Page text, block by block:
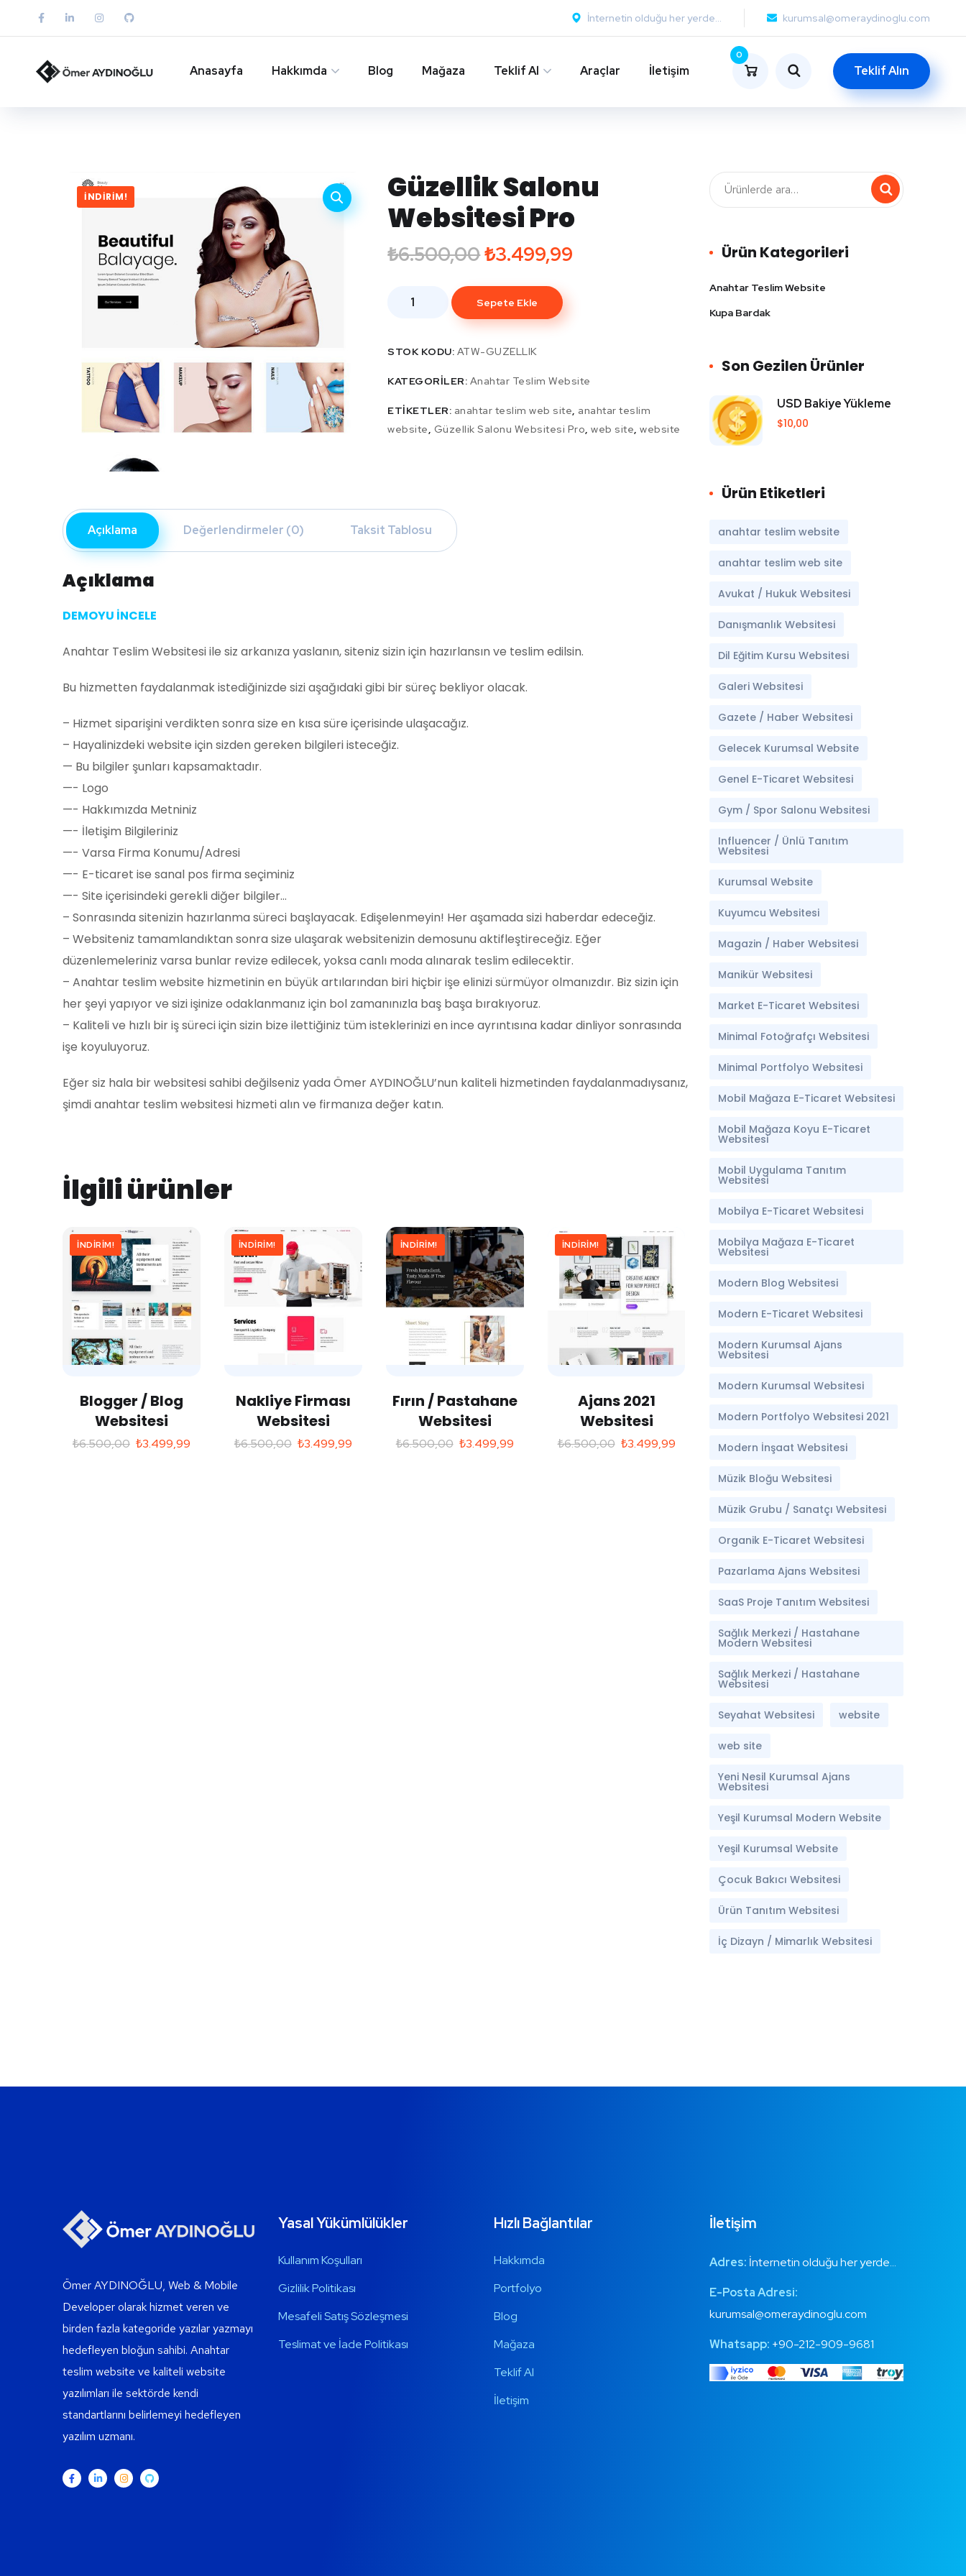
İnternetin olduğu her yerde... kurumsal@omeraydinoglu.com
Anasayfa Hakkımda Blog Mağaza Teklif Al Araçlar İletişim
0
Teklif Alın
İNDIRIM!
Güzellik Salonu
Websitesi Pro
₺6.500,00₺3.499,99
Sepete Ekle
STOK KODU: ATW-GUZELLIK
KATEGORILER: Anahtar Teslim Website
ETIKETLER: anahtar teslim web site, anahtar teslim
website, Güzellik Salonu Websitesi Pro,web site,website
Açıklama Değerlendirmeler (0) Taksit Tablosu
Açıklama
DEMOYU İNCELE
Anahtar Teslim Websitesi ile siz arkanıza yaslanın, siteniz sizin için hazırlansın ve teslim edilsin.
Bu hizmetten faydalanmak istediğinizde sizi aşağıdaki gibi bir süreç bekliyor olacak.
– Hizmet siparişini verdikten sonra size en kısa süre içerisinde ulaşacağız.
– Hayalinizdeki website için sizden gereken bilgileri isteceğiz.
— Bu bilgiler şunları kapsamaktadır.
—- Logo
—- Hakkımızda Metniniz
—- İletişim Bilgileriniz
—- Varsa Firma Konumu/Adresi
—- E-ticaret ise sanal pos firma seçiminiz
—- Site içerisindeki gerekli diğer bilgiler…
– Sonrasında sitenizin hazırlanma süreci başlayacak. Edişelenmeyin! Her aşamada sizi haberdar edeceğiz.
– Websiteniz tamamlandıktan sonra size ulaşarak websitenizin demosunu aktifleştireceğiz. Eğer
düzenlemeleriniz varsa bunlar revize edilecek, yoksa canlı moda alınarak teslim edilecektir.
– Anahtar teslim website hizmetinin en büyük artılarından biri hiçbir işe elinizi sürmüyor olmanızdır. Biz sizin için
her şeyi yapıyor ve sizi işinize odaklanmanız için bol zamanınızla baş başa bırakıyoruz.
– Kaliteli ve hızlı bir iş süreci için sizin bize ilettiğiniz tüm isteklerinizi en ince ayrıntısına kadar dinliyor sonrasında
işe koyuluyoruz.
Eğer siz hala bir websitesi sahibi değilseniz yada Ömer AYDINOĞLU’nun kaliteli hizmetinden faydalanmadıysanız,
şimdi anahtar teslim websitesi hizmeti alın ve firmanıza değer katın.
İlgili ürünler
İNDIRIM!
Blogger / Blog
Websitesi
₺6.500,00 ₺3.499,99
İNDIRIM!
Nakliye Firması
Websitesi
₺6.500,00 ₺3.499,99
İNDIRIM!
Fırın / Pastahane
Websitesi
₺6.500,00 ₺3.499,99
İNDIRIM!
Ajans 2021
Websitesi
₺6.500,00 ₺3.499,99
Ürün Kategorileri
Anahtar Teslim Website
Kupa Bardak
Son Gezilen Ürünler
USD Bakiye Yükleme
$10,00
Ürün Etiketleri
anahtar teslim website
anahtar teslim web site
Avukat / Hukuk Websitesi
Danışmanlık Websitesi
Dil Eğitim Kursu Websitesi
Galeri Websitesi
Gazete / Haber Websitesi
Gelecek Kurumsal Website
Genel E-Ticaret Websitesi
Gym / Spor Salonu Websitesi
Influencer / Ünlü Tanıtım
Websitesi
Kurumsal Website
Kuyumcu Websitesi
Magazin / Haber Websitesi
Manikür Websitesi
Market E-Ticaret Websitesi
Minimal Fotoğrafçı Websitesi
Minimal Portfolyo Websitesi
Mobil Mağaza E-Ticaret Websitesi
Mobil Mağaza Koyu E-Ticaret
Websitesi
Mobil Uygulama Tanıtım
Websitesi
Mobilya E-Ticaret Websitesi
Mobilya Mağaza E-Ticaret
Websitesi
Modern Blog Websitesi
Modern E-Ticaret Websitesi
Modern Kurumsal Ajans
Websitesi
Modern Kurumsal Websitesi
Modern Portfolyo Websitesi 2021
Modern İnşaat Websitesi
Müzik Bloğu Websitesi
Müzik Grubu / Sanatçı Websitesi
Organik E-Ticaret Websitesi
Pazarlama Ajans Websitesi
SaaS Proje Tanıtım Websitesi
Sağlık Merkezi / Hastahane
Modern Websitesi
Sağlık Merkezi / Hastahane
Websitesi
Seyahat Websitesi website
web site
Yeni Nesil Kurumsal Ajans
Websitesi
Yeşil Kurumsal Modern Website
Yeşil Kurumsal Website
Çocuk Bakıcı Websitesi
Ürün Tanıtım Websitesi
İç Dizayn / Mimarlık Websitesi
Ömer AYDINOĞLU, Web & Mobile
Developer olarak hizmet veren ve
birden fazla kategoride yazılar yazmayı
hedefleyen bloğun sahibi. Anahtar
teslim website ve kaliteli website
yazılımları ile sektörde kendi
standartlarını belirlemeyi hedefleyen
yazılım uzmanı.
Yasal Yükümlülükler
Kullanım Koşulları
Gizlilik Politikası
Mesafeli Satış Sözleşmesi
Teslimat ve İade Politikası
Hızlı Bağlantılar
Hakkımda
Portfolyo
Blog
Mağaza
Teklif Al
İletişim
İletişim
Adres: İnternetin olduğu her yerde…
E-Posta Adresi:
kurumsal@omeraydinoglu.com
Whatsapp: +90-212-909-9681